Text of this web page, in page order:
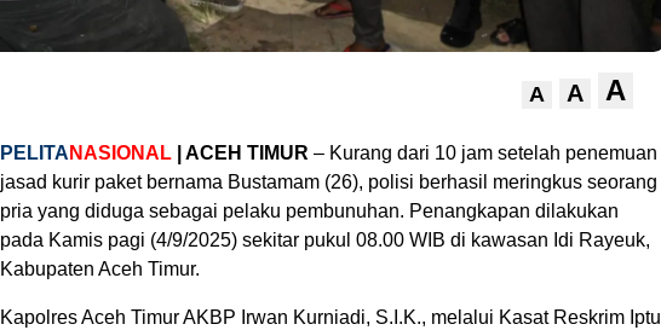
A A A
PELITA NASIONAL | ACEH TIMUR – Kurang dari 10 jam setelah penemuan
jasad kurir paket bernama Bustamam (26), polisi berhasil meringkus seorang
pria yang diduga sebagai pelaku pembunuhan. Penangkapan dilakukan
pada Kamis pagi (4/9/2025) sekitar pukul 08.00 WIB di kawasan Idi Rayeuk,
Kabupaten Aceh Timur.
Kapolres Aceh Timur AKBP Irwan Kurniadi, S.I.K., melalui Kasat Reskrim Iptu